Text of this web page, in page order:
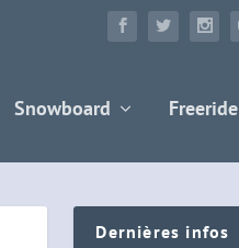
Snowboard Freeride
Dernières infos